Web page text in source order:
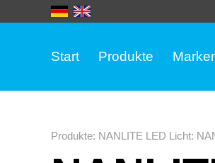
Start Produkte
Produkte: NANLITE LED Licht: